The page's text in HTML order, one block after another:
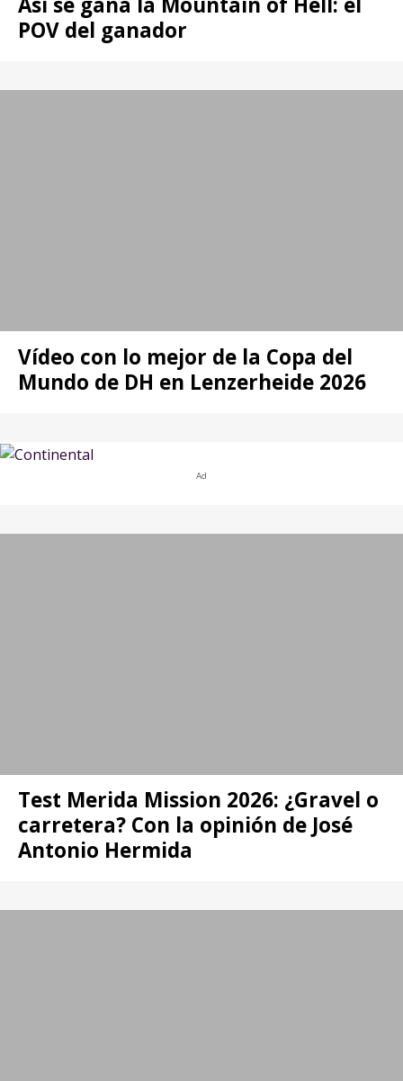
POV del ganador
Vídeo con lo mejor de la Copa del
Mundo de DH en Lenzerheide 2026
Ad
Test Merida Mission 2026: ¿Gravel o
carretera? Con la opinión de José
Antonio Hermida